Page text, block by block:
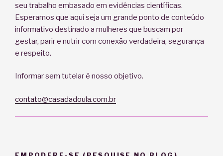
seu trabalho embasado em evidências científicas.
Esperamos que aqui seja um grande ponto de conteúdo
informativo destinado a mulheres que buscam por
gestar, parir e nutrir com conexão verdadeira, segurança
e respeito.
Informar sem tutelar é nosso objetivo.
contato@casadadoula.com.br